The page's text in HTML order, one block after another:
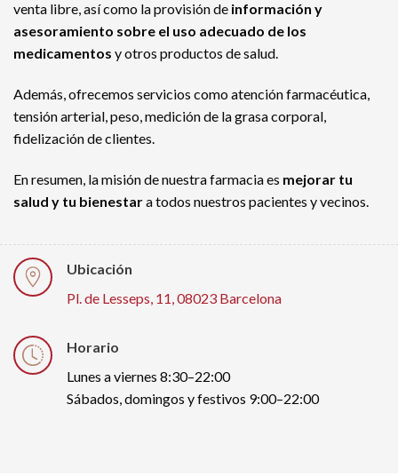
venta libre, así como la provisión de información y
asesoramiento sobre el uso adecuado de los
medicamentos y otros productos de salud.
Además, ofrecemos servicios como atención farmacéutica,
tensión arterial, peso, medición de la grasa corporal,
fidelización de clientes.
En resumen, la misión de nuestra farmacia es mejorar tu
salud y tu bienestara todos nuestros pacientes y vecinos.
Ubicación
Pl. de Lesseps, 11, 08023 Barcelona
Horario
Lunes a viernes 8:30–22:00
Sábados, domingos y festivos 9:00–22:00